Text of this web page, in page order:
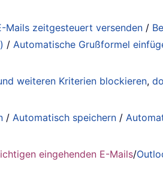
Mails zeitgesteuert versenden /
/ Automatische Grußformel
weiteren Kriterien blockieren,
/ Automatisch speichern /
eingehenden E-Mails/